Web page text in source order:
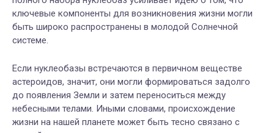
ключевые компоненты для возникновения жизни могли
быть широко распространены в молодой Солнечной
системе.
Если нуклеобазы встречаются в первичном веществе
астероидов, значит, они могли формироваться задолго
до появления Земли и затем переноситься между
небесными телами. Иными словами, происхождение
жизни на нашей планете может быть тесно связано с